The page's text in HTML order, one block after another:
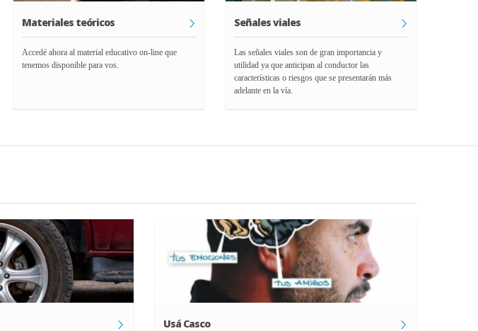
Materiales teóricos
Accedé ahora al material educativo on-line que
tenemos disponible para vos.
Señales viales
Las señales viales son de gran importancia y
utilidad ya que anticipan al conductor las
características o riesgos que se presentarán más
adelante en la vía.
Usá Casco